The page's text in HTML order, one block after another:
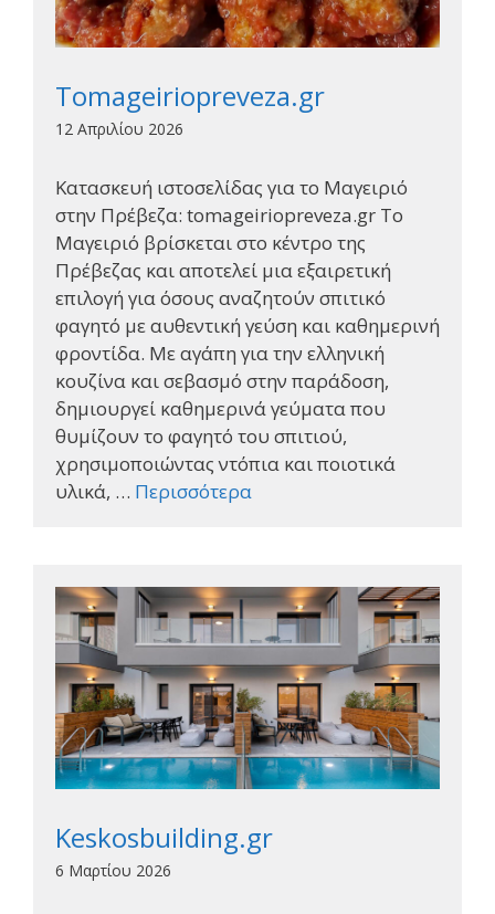
Tomageiriopreveza.gr
12 Απριλίου 2026
Κατασκευή ιστοσελίδας για το Μαγειριό
στην Πρέβεζα: tomageiriopreveza.gr Το
Μαγειριό βρίσκεται στο κέντρο της
Πρέβεζας και αποτελεί μια εξαιρετική
επιλογή για όσους αναζητούν σπιτικό
φαγητό με αυθεντική γεύση και καθημερινή
φροντίδα. Με αγάπη για την ελληνική
κουζίνα και σεβασμό στην παράδοση,
δημιουργεί καθημερινά γεύματα που
θυμίζουν το φαγητό του σπιτιού,
χρησιμοποιώντας ντόπια και ποιοτικά
υλικά, … Περισσότερα
Keskosbuilding.gr
6 Μαρτίου 2026